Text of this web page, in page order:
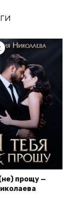
прощу —